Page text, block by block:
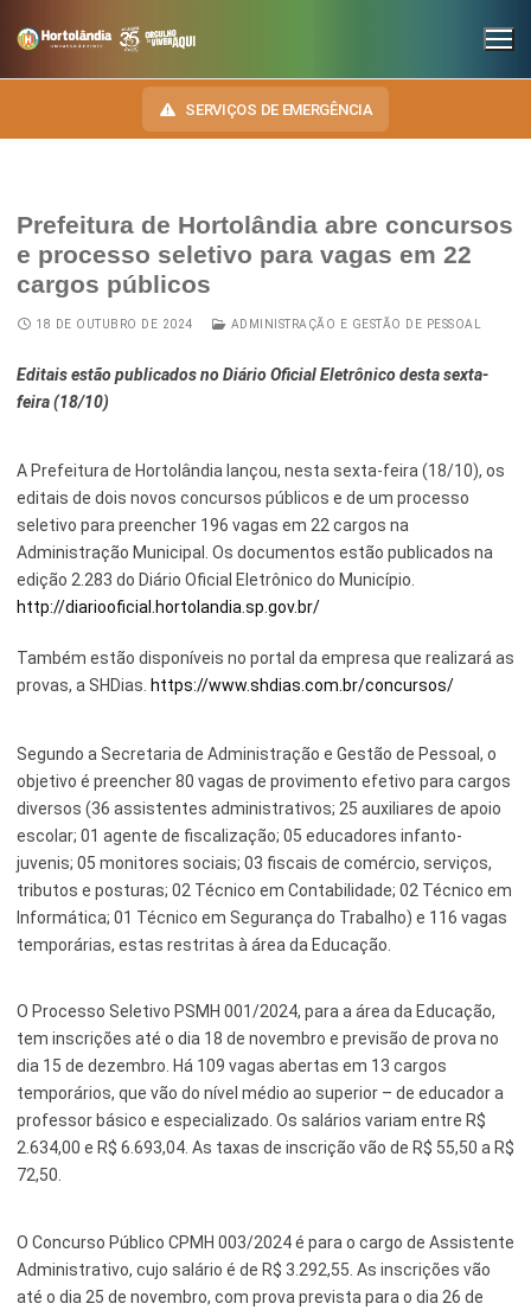
SERVIÇOS DE EMERGÊNCIA
INSTITUCIONAL
SECRETARIAS
Administração e Gestão de Pessoal
Assuntos Jurídicos
Desenvolvimento Econômico, Trabalho, Turismo e Inovação
Educação, Ciência e Tecnologia
Esporte e Lazer
Finanças
Governo
Inclusão e Desenvolvimento Social
Meio Ambiente, Desenvolvimento Sustentável e Assuntos
Climáticos
Mobilidade Urbana
Obras
Saúde
Segurança Pública
Serviços Urbanos
Tecnologia e Inovação
NOSSA CIDADE
HINO, BRASÃO E BANDEIRA
Downloads
Telefones Úteis
Notícias Anteriores a 2024
TRANSPARÊNCIA
OUVIDORIA
LEIS MUNICIPAIS
Prefeitura de Hortolândia abre concursos
e processo seletivo para vagas em 22
cargos públicos
18 DE OUTUBRO DE 2024 ADMINISTRAÇÃO E GESTÃO DE PESSOAL
Editais estão publicados no Diário Oficial Eletrônico desta sexta-
feira (18/10)
A Prefeitura de Hortolândia lançou, nesta sexta-feira (18/10), os
editais de dois novos concursos públicos e de um processo
seletivo para preencher 196 vagas em 22 cargos na
Administração Municipal. Os documentos estão publicados na
edição 2.283 do Diário Oficial Eletrônico do Município.
http://diariooficial.hortolandia.sp.gov.br/
Também estão disponíveis no portal da empresa que realizará as
provas, a SHDias. https://www.shdias.com.br/concursos/
Segundo a Secretaria de Administração e Gestão de Pessoal, o
objetivo é preencher 80 vagas de provimento efetivo para cargos
diversos (36 assistentes administrativos; 25 auxiliares de apoio
escolar; 01 agente de fiscalização; 05 educadores infanto-
juvenis; 05 monitores sociais; 03 fiscais de comércio, serviços,
tributos e posturas; 02 Técnico em Contabilidade; 02 Técnico em
Informática; 01 Técnico em Segurança do Trabalho) e 116 vagas
temporárias, estas restritas à área da Educação.
O Processo Seletivo PSMH 001/2024, para a área da Educação,
tem inscrições até o dia 18 de novembro e previsão de prova no
dia 15 de dezembro. Há 109 vagas abertas em 13 cargos
temporários, que vão do nível médio ao superior – de educador a
professor básico e especializado. Os salários variam entre R$
2.634,00 e R$ 6.693,04. As taxas de inscrição vão de R$ 55,50 a R$
72,50.
O Concurso Público CPMH 003/2024 é para o cargo de Assistente
Administrativo, cujo salário é de R$ 3.292,55. As inscrições vão
até o dia 25 de novembro, com prova prevista para o dia 26 de